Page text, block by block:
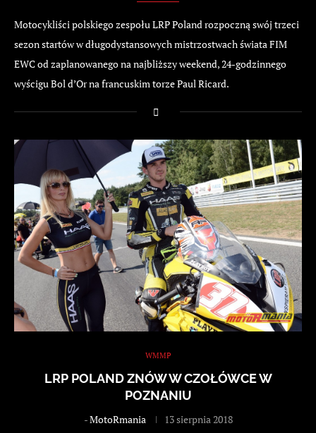
Motocykliści polskiego zespołu LRP Poland rozpoczną swój trzeci
sezon startów w długodystansowych mistrzostwach świata FIM
EWC od zaplanowanego na najbliższy weekend, 24-godzinnego
wyścigu Bol d’Or na francuskim torze Paul Ricard.
WMMP
LRP POLAND ZNÓW W CZOŁÓWCE W
POZNANIU
-MotoRmania 13 sierpnia 2018